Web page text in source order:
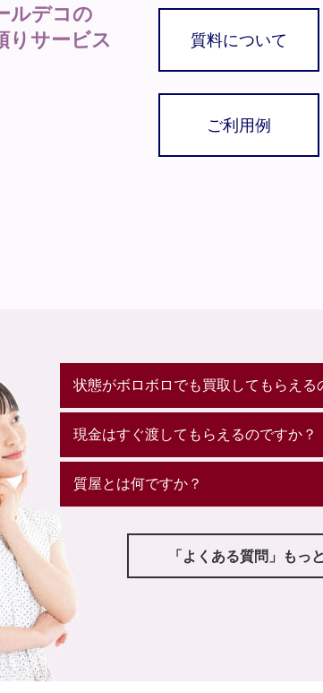
ルデコの
りサービス
質料について
ご利用例
状態がボロボロでも買取してもらえる
現金はすぐ渡してもらえるのですか？
質屋とは何ですか？
「よくある質問」もっ